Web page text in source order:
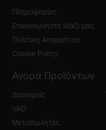
Πληροφορίες
Επικοινωνήστε Μαζί μας
Πολιτική Απορρήτου
Cookie Policy
Αγορά Προϊόντων
Διανομείς
VAD
Μεταπωλητές